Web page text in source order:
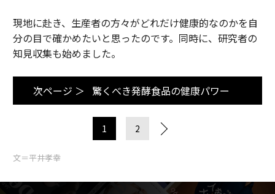
現地に赴き、生産者の方々がどれだけ健康的なのかを自
分の目で確かめたいと思ったのです。同時に、研究者の
知見収集も始めました。
次ページ ＞ 驚くべき発酵食品の健康パワー
1 2
文＝平井孝幸